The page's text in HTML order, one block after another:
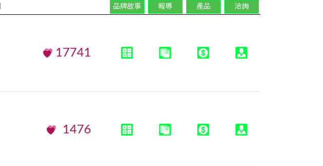
品牌故事 報導 產品 洽詢
17741
1476